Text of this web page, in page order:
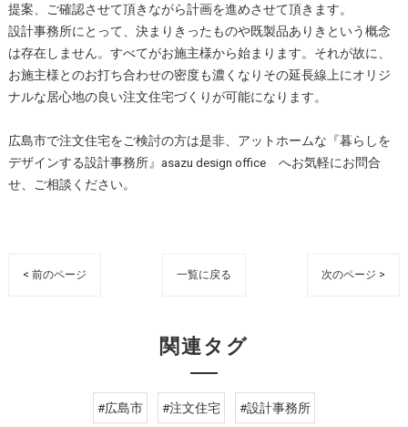
提案、ご確認させて頂きながら計画を進めさせて頂きます。
設計事務所にとって、決まりきったものや既製品ありきという概念
は存在しません。すべてがお施主様から始まります。それが故に、
お施主様とのお打ち合わせの密度も濃くなりその延長線上にオリジ
ナルな居心地の良い注文住宅づくりが可能になります。
広島市で注文住宅をご検討の方は是非、アットホームな『暮らしを
デザインする設計事務所』asazu design office へお気軽にお問合
せ、ご相談ください。
< 前のページ 一覧に戻る 次のページ >
関連タグ
#広島市 #注文住宅 #設計事務所